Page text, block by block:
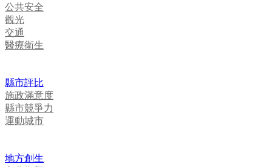
公共安全
觀光
交通
醫療衛生
縣市評比
施政滿意度
縣市競爭力
運動城市
地方創生